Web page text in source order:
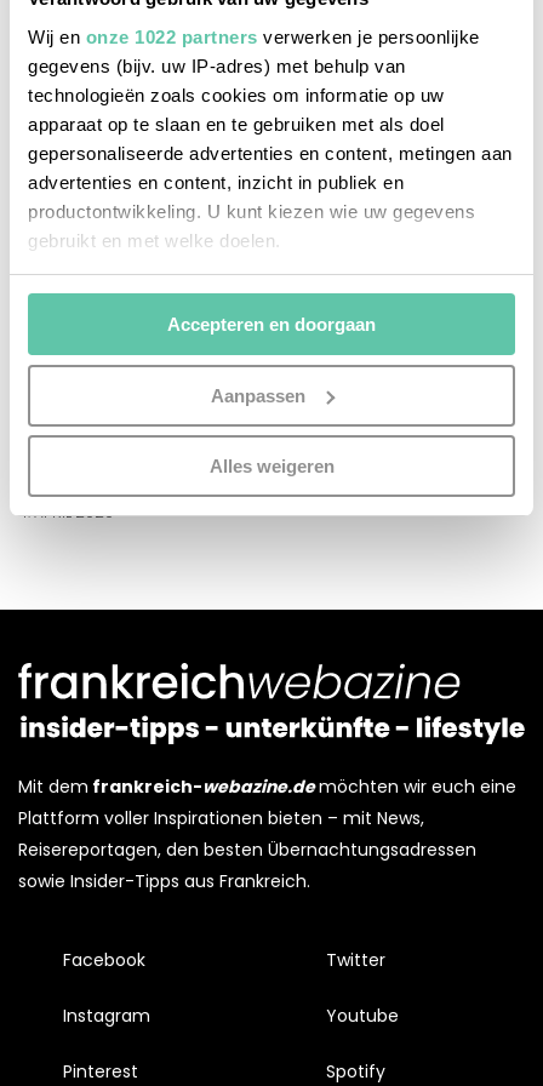
Wij en onze 1022 partners verwerken je persoonlijke
gegevens (bijv. uw IP-adres) met behulp van
technologieën zoals cookies om informatie op uw
apparaat op te slaan en te gebruiken met als doel
gepersonaliseerde advertenties en content, metingen aan
advertenties en content, inzicht in publiek en
productontwikkeling. U kunt kiezen wie uw gegevens
gebruikt en met welke doelen.
Als u het toestaat, willen we ook graag:
Informatie verzamelen over uw geografische
locatie, die tot een paar meter nauwkeurig kan zijn
Uw apparaat identificeren door het actief te
scannen op specifieke eigenschappen (fingerprinting)
verwerkt en stel uw voorkeuren in het
U kunt uw toestemming op elk moment wijzigen of
functionele cookiesom je een optimale
gebruikerservaring te bieden. Ook plaatsen wij cookies
van derde partijen om gepersonaliseerde advertenties te
beheren via ‘Zelf instellen’. Klik je op ‘Accepteren en
doorgaan’ dan ga je akkoord met het gebruik van alle
Accepteren en doorgaan
Aanpassen
Alles weigeren
reise-inspiration
WOW ! Alpenaussichten mit/ohne Schnee
4. APRIL 2020
Mit dem frankreich-webazine.demöchten wir euch eine
Plattform voller Inspirationen bieten – mit News,
Reisereportagen, den besten Übernachtungsadressen
sowie Insider-Tipps aus Frankreich.
Facebook
Instagram
Pinterest
Twitter
Youtube
Spotify